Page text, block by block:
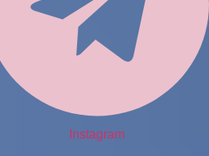
Instagram